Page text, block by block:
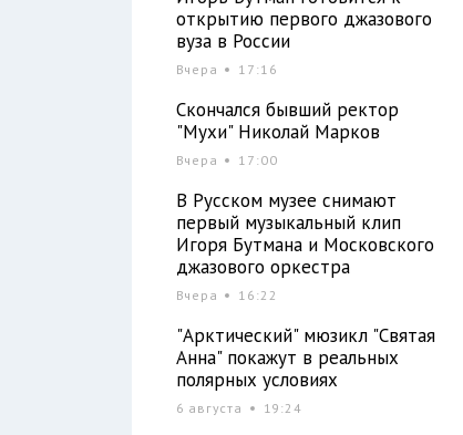
открытию первого джазового
вуза в России
Вчера 17:16
Скончался бывший ректор
"Мухи" Николай Марков
Вчера 17:00
В Русском музее снимают
первый музыкальный клип
Игоря Бутмана и Московского
джазового оркестра
Вчера 16:22
"Арктический" мюзикл "Святая
Анна" покажут в реальных
полярных условиях
6 августа 19:24